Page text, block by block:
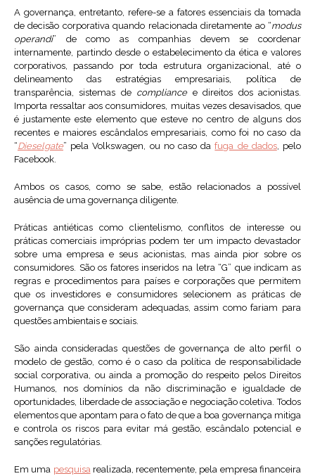
A governança, entretanto, refere-se a fatores essenciais da tomada
de decisão corporativa quando relacionada diretamente ao “modus
operandi” de como as companhias devem se coordenar
internamente, partindo desde o estabelecimento da ética e valores
corporativos, passando por toda estrutura organizacional, até o
delineamento das estratégias empresariais, política de
transparência, sistemas de compliancee direitos dos acionistas.
Importa ressaltar aos consumidores, muitas vezes desavisados, que
é justamente este elemento que esteve no centro de alguns dos
recentes e maiores escândalos empresariais, como foi no caso da
“Dieselgate” pela Volkswagen, ou no caso dafuga de dados, pelo
Facebook.
Ambos os casos, como se sabe, estão relacionados a possível
ausência de uma governança diligente.
Práticas antiéticas como clientelismo, conflitos de interesse ou
práticas comerciais impróprias podem ter um impacto devastador
sobre uma empresa e seus acionistas, mas ainda pior sobre os
consumidores. São os fatores inseridos na letra “G” que indicam as
regras e procedimentos para países e corporações que permitem
que os investidores e consumidores selecionem as práticas de
governança que consideram adequadas, assim como fariam para
questões ambientais e sociais.
São ainda consideradas questões de governança de alto perfil o
modelo de gestão, como é o caso da política de responsabilidade
social corporativa, ou ainda a promoção do respeito pelos Direitos
Humanos, nos domínios da não discriminação e igualdade de
oportunidades, liberdade de associação e negociação coletiva. Todos
elementos que apontam para o fato de que a boa governança mitiga
e controla os riscos para evitar má gestão, escândalo potencial e
sanções regulatórias.
Em uma pesquisarealizada, recentemente, pela empresa financeira